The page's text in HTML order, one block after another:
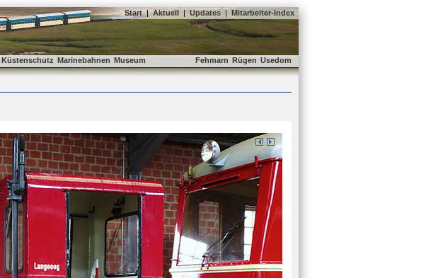
Start | Aktuell | Updates | Mitarbeiter-Index
Küstenschutz Marinebahnen Museum Fehmarn Rügen Usedom